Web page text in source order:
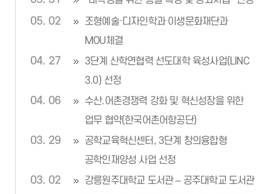
05. 02
조형예술·디자인학과 이생문화재단과
MOU체결
04. 27
3단계 산학연협력 선도대학 육성사업(LINC
3.0) 선정
04. 06
수산.어촌경쟁력 강화 및 혁신성장을 위한
업무 협약(한국어촌어항공단)
03. 29
공학교육혁신센터, 3단계 창의융합형
공학인재양성 사업 선정
03. 02
강릉원주대학교 도서관 – 공주대학교 도서관